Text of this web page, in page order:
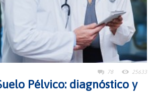
78 25633
Pélvico: diagnóstico y